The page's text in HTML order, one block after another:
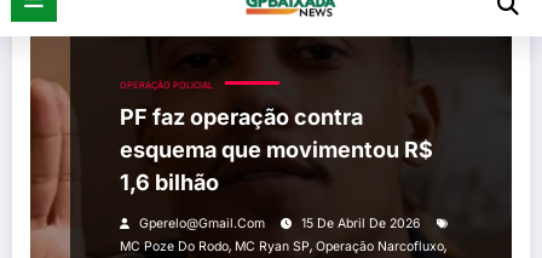
OPERAÇÃO POLICIAL
PF faz operação contra
esquema que movimentou R$
1,6 bilhão
Gperelo@gmail.com
15 De Abril De 2026
MC Poze Do Rodo, MC Ryan SP, Operação Narcofluxo,